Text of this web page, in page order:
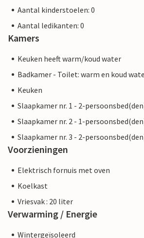
Aantal kinderstoelen: 0
Aantal ledikanten: 0
Kamers
Keuken heeft warm/koud water
Badkamer - Toilet: warm en koud
Keuken
Slaapkamer nr. 1 - 2-
Slaapkamer nr. 2 - 1-
Slaapkamer nr. 3 - 2-
Voorzieningen
Elektrisch fornuis met oven
Koelkast
Vriesvak : 20 liter
Verwarming / Energie
Wintergeïsoleerd